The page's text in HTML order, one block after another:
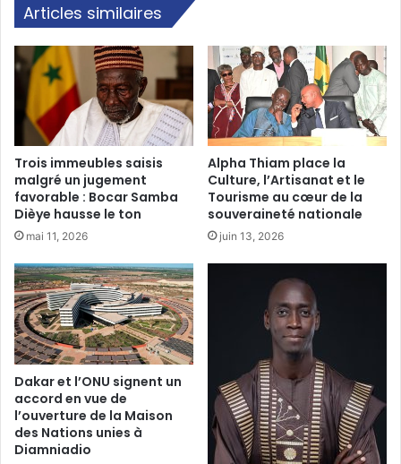
Articles similaires
Trois immeubles saisis
malgré un jugement
favorable : Bocar Samba
Dièye hausse le ton
mai 11, 2026
Alpha Thiam place la
Culture, l’Artisanat et le
Tourisme au cœur de la
souveraineté nationale
juin 13, 2026
Dakar et l’ONU signent un
accord en vue de
l’ouverture de la Maison
des Nations unies à
Diamniadio